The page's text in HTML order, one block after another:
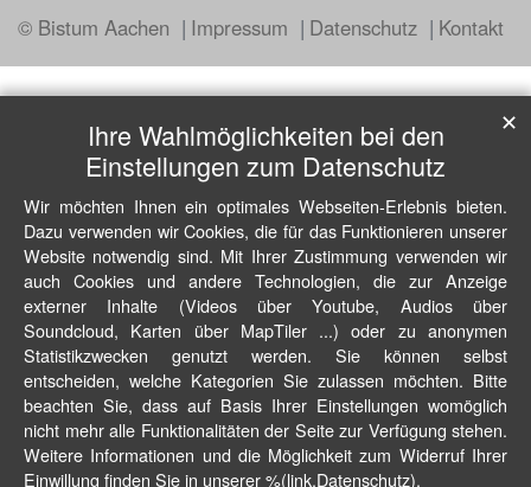
© Bistum Aachen Impressum Datenschutz Kontakt
Ihre Wahlmöglichkeiten bei den
Einstellungen zum Datenschutz
Wir möchten Ihnen ein optimales Webseiten-Erlebnis bieten.
Dazu verwenden wir Cookies, die für das Funktionieren unserer
Website notwendig sind. Mit Ihrer Zustimmung verwenden wir
auch Cookies und andere Technologien, die zur Anzeige
externer Inhalte (Videos über Youtube, Audios über
Soundcloud, Karten über MapTiler ...) oder zu anonymen
Statistikzwecken genutzt werden. Sie können selbst
entscheiden, welche Kategorien Sie zulassen möchten. Bitte
beachten Sie, dass auf Basis Ihrer Einstellungen womöglich
nicht mehr alle Funktionalitäten der Seite zur Verfügung stehen.
Weitere Informationen und die Möglichkeit zum Widerruf Ihrer
Einwillung finden Sie in unserer %(link.Datenschutz).
✕